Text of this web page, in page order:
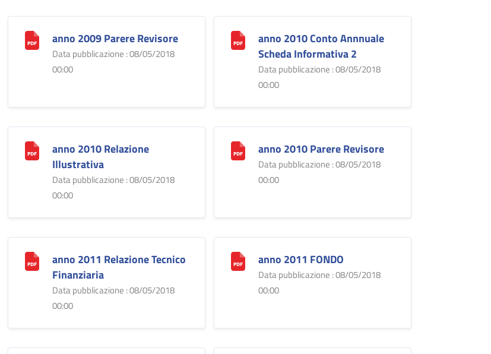
anno 2009 Parere Revisore
Data pubblicazione : 08/05/2018
00:00
anno 2010 Conto Annnuale
Scheda Informativa 2
Data pubblicazione : 08/05/2018
00:00
anno 2010 Relazione
Illustrativa
Data pubblicazione : 08/05/2018
00:00
anno 2010 Parere Revisore
Data pubblicazione : 08/05/2018
00:00
anno 2011 Relazione Tecnico
Finanziaria
Data pubblicazione : 08/05/2018
00:00
anno 2011 FONDO
Data pubblicazione : 08/05/2018
00:00